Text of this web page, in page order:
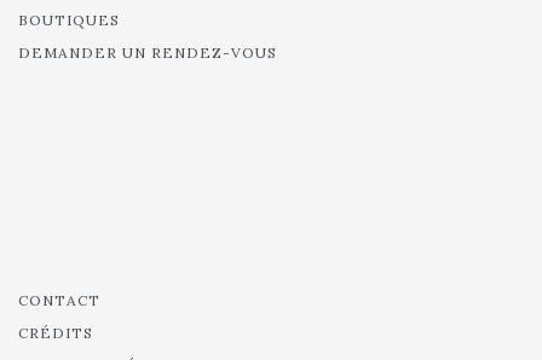
BOUTIQUES
DEMANDER UN RENDEZ-VOUS
CONTACT
CRÉDITS